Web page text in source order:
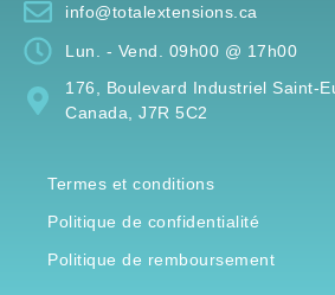
info@totalextensions.ca
Lun. - Vend. 09h00 @ 17h00
176, Boulevard Industriel Saint-
Canada, J7R 5C2
Termes et conditions
Politique de confidentialité
Politique de remboursement